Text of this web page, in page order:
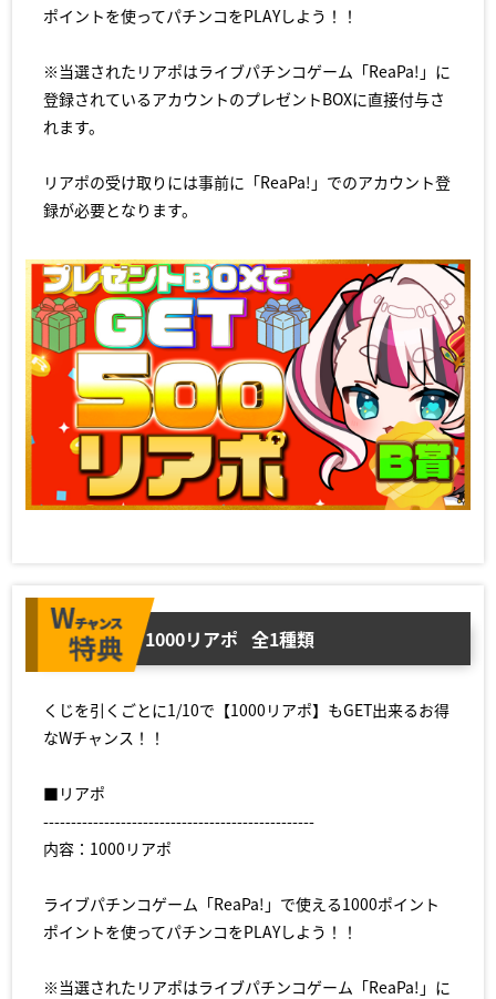
ポイントを使ってパチンコをPLAYしよう！！
※当選されたリアポはライブパチンコゲーム「ReaPa!」に
登録されているアカウントのプレゼントBOXに直接付与さ
れます。
リアポの受け取りには事前に「ReaPa!」でのアカウント登
録が必要となります。
1000リアポ 全1種類
くじを引くごとに1/10で【1000リアポ】もGET出来るお得
なWチャンス！！
■リアポ
-------------------------------------------------
内容：1000リアポ
ライブパチンコゲーム「ReaPa!」で使える1000ポイント
ポイントを使ってパチンコをPLAYしよう！！
※当選されたリアポはライブパチンコゲーム「ReaPa!」に